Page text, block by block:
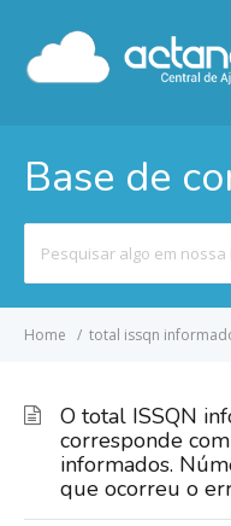
Base de
por
Home total issqn
O total ISSQN
corresponde
informados.
que ocorreu o